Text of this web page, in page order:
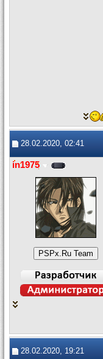
28.02.2020, 02:41
in1975
28.02.2020, 19:21